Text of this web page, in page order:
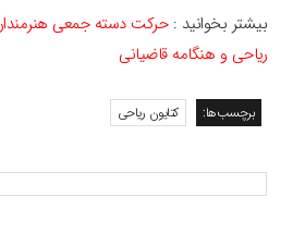
بیشتر بخوانید : حرکت دسته جمعی
ریاحی و هنگامه قاضیانی
برچسب‌ها: کتایون ریاحی